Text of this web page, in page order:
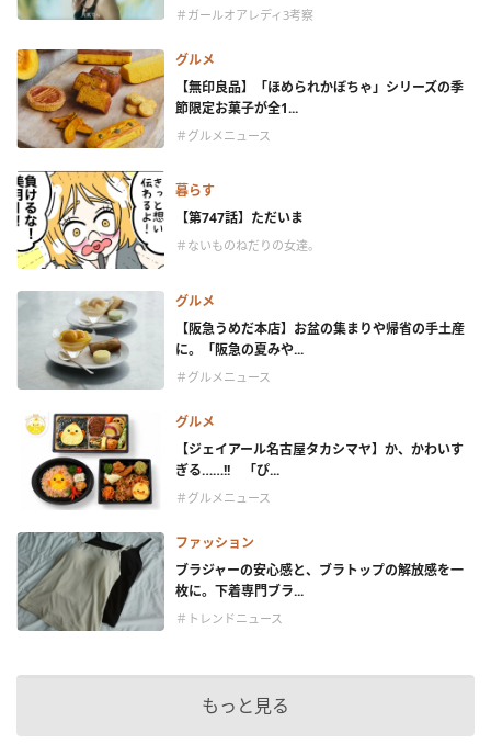
＃ガールオアレディ3考察
グルメ
【無印良品】「ほめられかぼちゃ」シリーズの季
節限定お菓子が全1...
＃グルメニュース
暮らす
【第747話】ただいま
＃ないものねだりの女達。
グルメ
【阪急うめだ本店】お盆の集まりや帰省の手土産
に。「阪急の夏みや...
＃グルメニュース
グルメ
【ジェイアール名古屋タカシマヤ】か、かわいす
ぎる……!! 「ぴ...
＃グルメニュース
ファッション
ブラジャーの安心感と、ブラトップの解放感を一
枚に。下着専門ブラ...
＃トレンドニュース
もっと見る